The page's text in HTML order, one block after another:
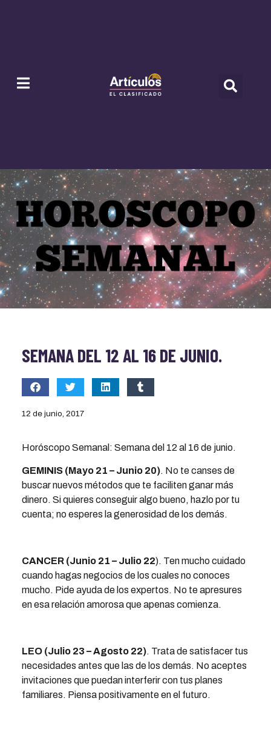
SEMANA DEL 12 AL 16 DE JUNIO.
12 de junio, 2017
Horóscopo Semanal: Semana del 12 al 16 de junio.
GEMINIS (Mayo 21 – Junio 20). No te canses de
buscar nuevos métodos que te faciliten ganar más
dinero. Si quieres conseguir algo bueno, hazlo por tu
cuenta; no esperes la generosidad de los demás.
CANCER (Junio 21 – Julio 22). Ten mucho cuidado
cuando hagas negocios de los cuales no conoces
mucho. Pide ayuda de los expertos. No te apresures
en esa relación amorosa que apenas comienza.
LEO (Julio 23 – Agosto 22). Trata de satisfacer tus
necesidades antes que las de los demás. No aceptes
invitaciones que puedan interferir con tus planes
familiares. Piensa positivamente en el futuro.